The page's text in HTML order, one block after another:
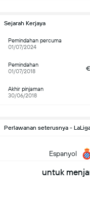
Perlawanan seterusnya -
Espanyol
untuk
Sejarah Kerjaya
Pemindahan percuma
01/07/2024
Pemindahan
01/07/2018
Akhir pinjaman
30/06/2018